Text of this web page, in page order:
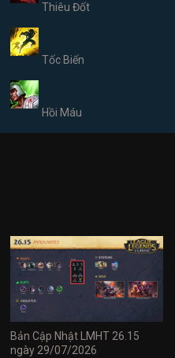
Thiêu Đốt
Tốc Biến
Hồi Máu
Bản Cập Nhật LMHT 26.15
ngày 29/07/2026